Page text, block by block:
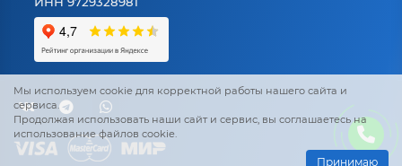
Мы используем cookie для корректной работы нашего сайта и
сервиса.
Продолжая использовать наши сайт и сервис, вы соглашаетесь на
использование файлов cookie.
Принимаю